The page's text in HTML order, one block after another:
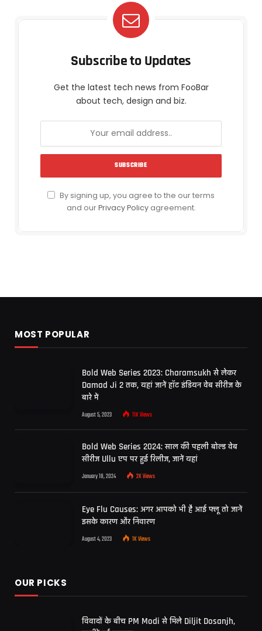
Subscribe to Updates
Get the latest tech news from FooBar
about tech, design and biz.
By signing up, you agree to the our terms
and ourPrivacy Policyagreement.
MOST POPULAR
Bold Web Series 2023: Charamsukh से लेकर
Damad Ji 2 तक, यहां जानें हॉट इंडियन वेब सीरीज के
बारे में
August 5, 2023 11KViews
Bold Web Series 2024: साल की पहली बोल्ड वेब
सीरीज Ullu एप पर हुई रिलीज, जानें यहां
January 18, 2024 2KViews
Eye Flu Causes: अगर आपको भी है आई फ्लू तो जानें
इसके कारण और निवारण
August 4, 2023 1KViews
OUR PICKS
विवादों के बीच PM Modi से मिले Diljit Dosanjh,